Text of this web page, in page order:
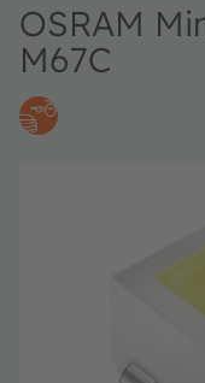
OSRAM
M67C